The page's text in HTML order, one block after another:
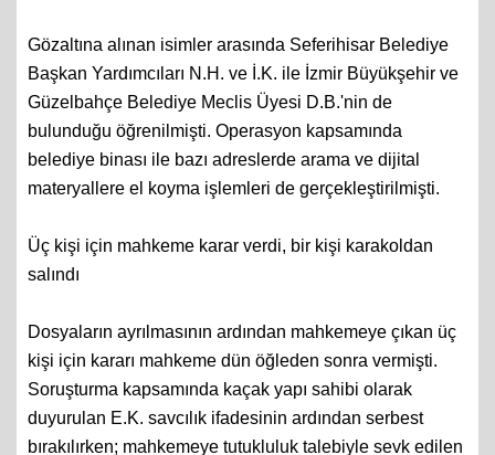
Gözaltına alınan isimler arasında Seferihisar Belediye
Başkan Yardımcıları N.H. ve İ.K. ile İzmir Büyükşehir ve
Güzelbahçe Belediye Meclis Üyesi D.B.'nin de
bulunduğu öğrenilmişti. Operasyon kapsamında
belediye binası ile bazı adreslerde arama ve dijital
Üç kişi için mahkeme karar verdi, bir kişi karakoldan
Dosyaların ayrılmasının ardından mahkemeye çıkan üç
kişi için kararı mahkeme dün öğleden sonra vermişti.
Soruşturma kapsamında kaçak yapı sahibi olarak
duyurulan E.K. savcılık ifadesinin ardından serbest